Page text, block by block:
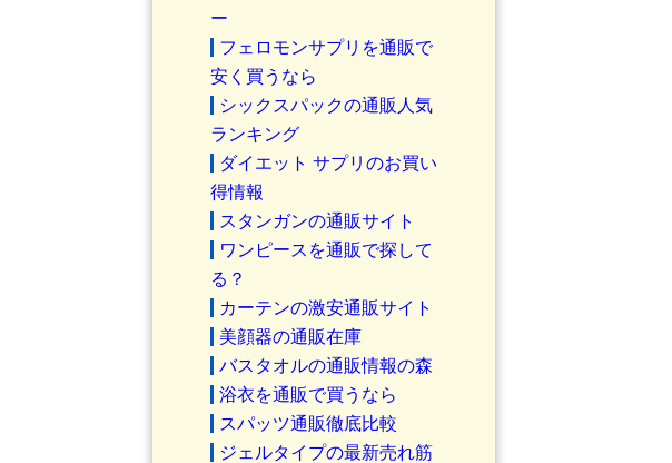
ー
フェロモンサプリを通販で
安く買うなら
シックスパックの通販人気
ランキング
ダイエット サプリのお買い
得情報
スタンガンの通販サイト
ワンピースを通販で探して
る？
カーテンの激安通販サイト
美顔器の通販在庫
バスタオルの通販情報の森
浴衣を通販で買うなら
スパッツ通販徹底比較
ジェルタイプの最新売れ筋